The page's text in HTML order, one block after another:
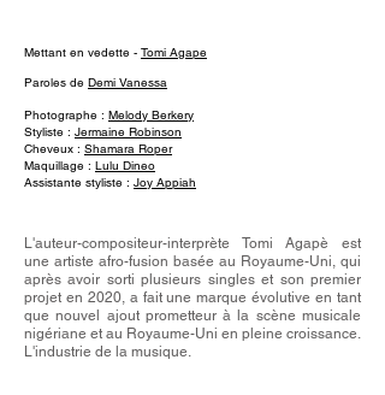
Mettant en vedette - Tomi Agape
Paroles de Demi Vanessa
Photographe : Melody Berkery
Styliste : Jermaine Robinson
Cheveux : Shamara Roper
Maquillage : Lulu Dineo
Assistante styliste : Joy Appiah
L'auteur-compositeur-interprète Tomi Agapè est
une artiste afro-fusion basée au Royaume-Uni, qui
après avoir sorti plusieurs singles et son premier
projet en 2020, a fait une marque évolutive en tant
que nouvel ajout prometteur à la scène musicale
nigériane et au Royaume-Uni en pleine croissance.
L'industrie de la musique.